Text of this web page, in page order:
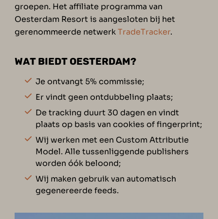
groepen. Het affiliate programma van
Oesterdam Resort is aangesloten bij het
gerenommeerde netwerkTradeTracker.
WAT BIEDT OESTERDAM?
Je ontvangt 5% commissie;
Er vindt geen ontdubbeling plaats;
De tracking duurt 30 dagen en vindt
plaats op basis van cookies of fingerprint;
Wij werken met een Custom Attributie
Model. Alle tussenliggende publishers
worden óók beloond;
Wij maken gebruik van automatisch
gegenereerde feeds.